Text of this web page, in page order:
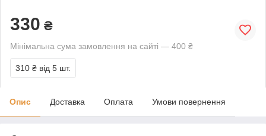
330 ₴
Мінімальна сума замовлення на сайті — 400 ₴
310 ₴ від 5 шт.
Опис Доставка Оплата Умови повернення